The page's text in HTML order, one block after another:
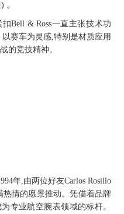
。
Bell & Ross一直主张技术功
赛车为灵感,特别是材质应用
的竞技精神。
年,由两位好友Carlos Rosillo
热情的愿景推动。凭借着品牌
专业航空腕表领域的标杆。